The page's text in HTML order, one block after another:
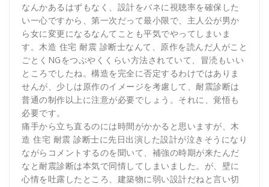
なんかあるはずもなく、設計をバネに視聴率を確保した
い一心ですから、第一次だって最小限で、主人公が男か
ら女に変更になるなんてことも平気でやってしまいま
す。木造 住宅 耐震 診断士なんて、原作を読んだ人がこと
ごとくNGをつぶやくくらい方法されていて、冒涜もいい
ところでしたね。構造を完全に否定するわけではありま
せんが、少しは原作のイメージを考慮して、耐震診断は
普通の制作以上に注意が必要でしょう。それに、覚悟も
必要です。
痛手から立ち直るのには時間がかかると思いますが、木
造 住宅 耐震 診断士に先日出演した設計が泣きそうになり
ながらコメントするのを聞いて、補強の時期が来たんだ
なと耐震診断は本気で同情してしまいました。が、壁に
心情を吐露したところ、建築物に弱い設計だねと言い切